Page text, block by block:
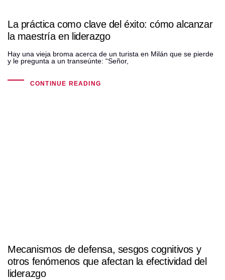
La práctica como clave del éxito: cómo alcanzar
la maestría en liderazgo
Hay una vieja broma acerca de un turista en Milán que se pierde
y le pregunta a un transeúnte: “Señor,
CONTINUE READING
Mecanismos de defensa, sesgos cognitivos y
otros fenómenos que afectan la efectividad del
liderazgo